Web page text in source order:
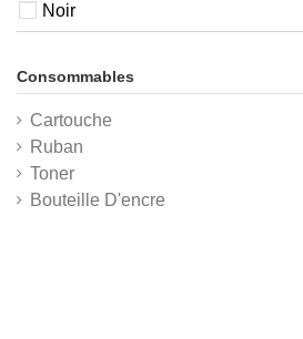
Noir
Consommables
Cartouche
Ruban
Toner
Bouteille D'encre